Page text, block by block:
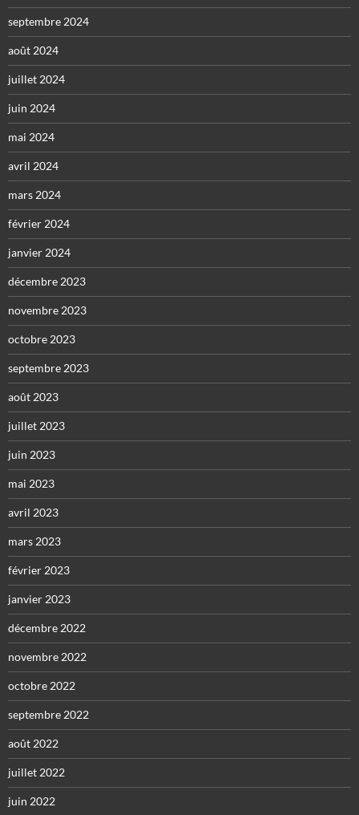
septembre 2024
août 2024
juillet 2024
juin 2024
mai 2024
avril 2024
mars 2024
février 2024
janvier 2024
décembre 2023
novembre 2023
octobre 2023
septembre 2023
août 2023
juillet 2023
juin 2023
mai 2023
avril 2023
mars 2023
février 2023
janvier 2023
décembre 2022
novembre 2022
octobre 2022
septembre 2022
août 2022
juillet 2022
juin 2022